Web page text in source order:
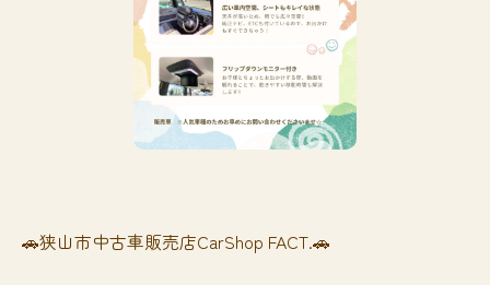
🚗狭山市中古車販売店CarShop FACT.🚗